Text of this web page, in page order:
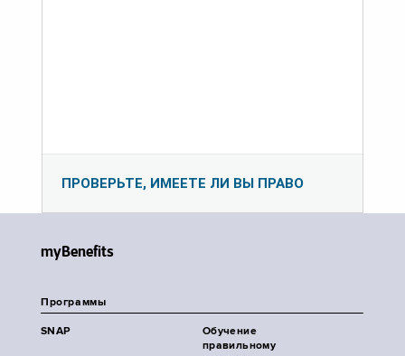
ПРОВЕРЬТЕ, ИМЕЕТЕ ЛИ ВЫ ПРАВО
myBenefits
Программы
SNAP
Обучение
правильному